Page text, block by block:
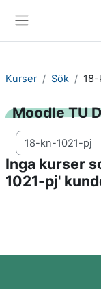
Kurser Sök
Moodle TU
Sök kurser
Inga kurser
1021-pj'